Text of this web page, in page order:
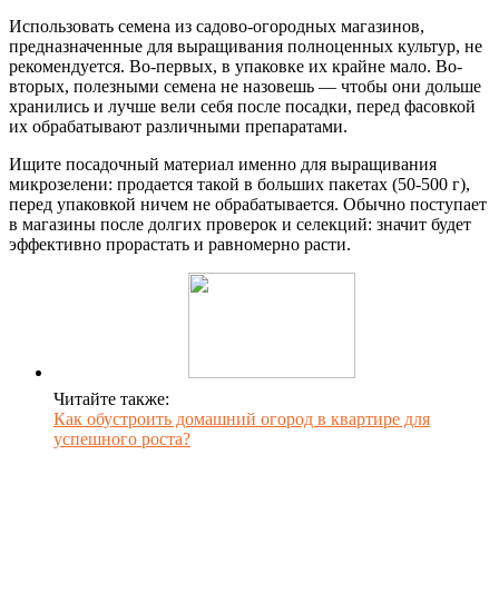
Использовать семена из садово-огородных магазинов,
предназначенные для выращивания полноценных культур, не
рекомендуется. Во-первых, в упаковке их крайне мало. Во-
вторых, полезными семена не назовешь — чтобы они дольше
хранились и лучше вели себя после посадки, перед фасовкой
их обрабатывают различными препаратами.
Ищите посадочный материал именно для выращивания
микрозелени: продается такой в больших пакетах (50-500 г),
перед упаковкой ничем не обрабатывается. Обычно поступает
в магазины после долгих проверок и селекций: значит будет
эффективно прорастать и равномерно расти.
Читайте также:
Как обустроить домашний огород в квартире для
успешного роста?